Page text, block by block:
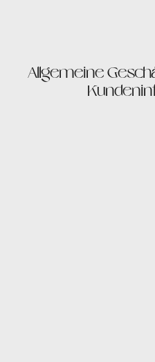
Allgemeine